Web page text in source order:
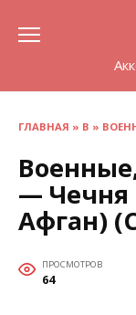
ГЛАВНАЯ » В »
— Чечня
Афган)
ПРОСМОТРОВ
64